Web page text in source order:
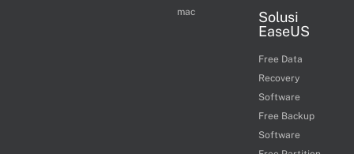
mac
Solusi
EaseUS
Free Data
Recovery
Software
Free Backup
Software